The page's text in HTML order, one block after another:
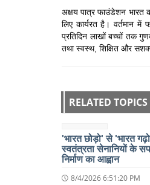
अक्षय पात्र फाउंडेशन भारत
लिए कार्यरत है। वर्तमान
प्रतिदिन लाखों बच्चों तक
तथा स्वस्थ, शिक्षित और
RELATED TOPICS
'भारत छोड़ो' से 'भारत
स्वतंत्रता सेनानियों के
निर्माण का आह्वान
8/4/2026 6:51:20 PM